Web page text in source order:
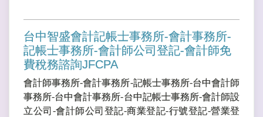
台中智盛會計記帳士事務所-會計事務所-
記帳士事務所-會計師公司登記-會計師免
費稅務諮詢JFCPA
會計師事務所-會計事務所-記帳士事務所-台中會計師
事務所-台中會計事務所-台中記帳士事務所-會計師設
立公司-會計師公司登記-商業登記-行號登記-營業登